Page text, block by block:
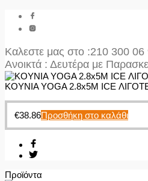
Καλεστε μας στο :210 300 06
Ανοικτά : Δευτέρα με
ΚΟΥΝΙΑ YOGA 2.8x5M ICE
€38.86Προσθήκη στο καλάθι
Προϊόντα